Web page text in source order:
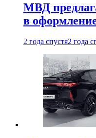
МВД
в
2 года спустя2 года